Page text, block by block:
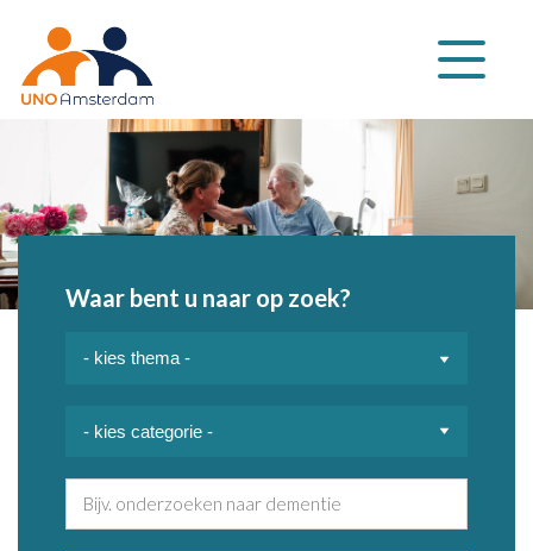
Klap
navigatie
Waar bent u naar op zoek?